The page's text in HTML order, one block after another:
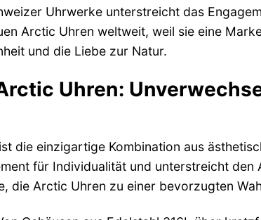
Uhrwerke unterstreicht das
Arctic Uhren weltweit, weil sie eine
und die Liebe zur Natur.
Uhren:
die einzigartige Kombination aus
für Individualität und unterstreicht den
die Arctic Uhren zu einer bevorzugten